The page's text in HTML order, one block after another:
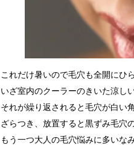
これだけ暑いので毛穴も全開にひ
いざ室内のクーラーのきいた涼し
それが繰り返されると毛穴が白い
ざらつき、放置すると黒ずみ毛穴
もう一つ大人の毛穴悩みに多いな